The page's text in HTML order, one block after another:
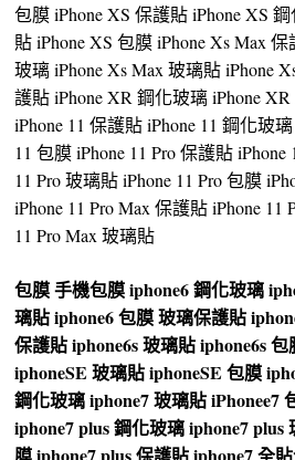
包膜 iPhone XS 保護貼 iPhone XS
貼 iPhone XS 包膜 iPhone Xs Max
玻璃 iPhone Xs Max 玻璃貼 iPhone
護貼 iPhone XR 鋼化玻璃 iPhone
iPhone 11 保護貼 iPhone 11 鋼化玻
11 包膜 iPhone 11 Pro 保護貼
11 Pro 玻璃貼 iPhone 11 Pro 包膜
iPhone 11 Pro Max 保護貼 iPhone 11
11 Pro Max 玻璃貼
包膜手機包膜iphone6 鋼化玻璃
璃貼iphone6 包膜玻璃保護貼
保護貼iphone6s 玻璃貼iphone6s 包
iphoneSE 玻璃貼iphoneSE 包膜
鋼化玻璃iphone7 玻璃貼iPhonee7
iphone7 plus 鋼化玻璃iphone7 plus